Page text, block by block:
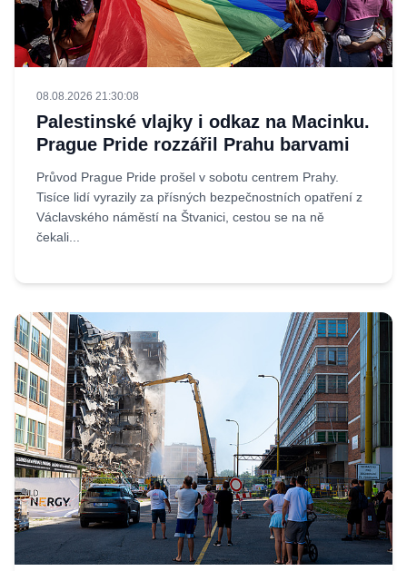
08.08.2026 21:30:08
Palestinské vlajky i odkaz na Macinku.
Prague Pride rozzářil Prahu barvami
Průvod Prague Pride prošel v sobotu centrem Prahy.
Tisíce lidí vyrazily za přísných bezpečnostních opatření z
Václavského náměstí na Štvanici, cestou se na ně
čekali...